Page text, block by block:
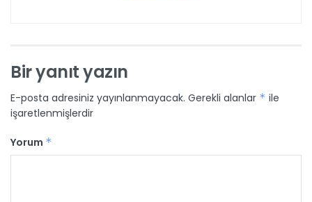
Bir yanıt yazın
E-posta adresiniz yayınlanmayacak. Gerekli alanlar * ile
işaretlenmişlerdir
Yorum *